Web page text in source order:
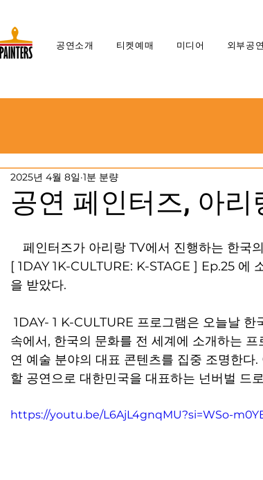
공연소개 티켓예매 미디어 외부공연
공연 페인터즈, 아리
2025년 4월 8일 1분 분량
페인터즈가 아리랑 TV에서 진행하는 한국
[ 1DAY 1K-CULTURE: K-STAGE ] Ep.25 에
을 받았다.
속에서, 한국의 문화를 전 세계에 소개하는
연 예술 분야의 대표 콘텐츠를 집중 조명한
할 공연으로 대한민국을 대표하는 넌버벌 드
https://youtu.be/L6AjL4gnqMU?si=WSo-